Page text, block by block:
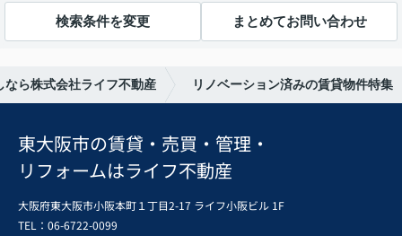
検索条件を変更 まとめてお問い合わせ
ら株式会社ライフ不動産 リノベーション済みの賃貸物件特集
東大阪市の賃貸・売買・管理・
リフォームはライフ不動産
大阪府東大阪市小阪本町１丁目2-17 ライフ小阪ビル 1F
TEL：06-6722-0099